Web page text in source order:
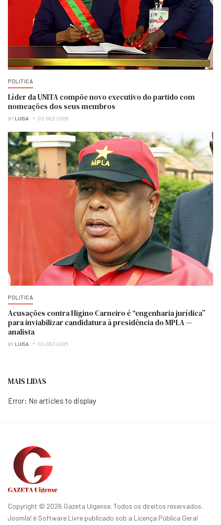
POLITICA
Líder da UNITA compõe novo executivo do partido com
nomeações dos seus membros
BY LUISA 03-DEZ-2025
POLITICA
Acusações contra Higino Carneiro é “engenharia jurídica”
para inviabilizar candidatura à presidência do MPLA —
analista
BY LUISA 03-DEZ-2025
MAIS LIDAS
Error: No articles to display
Copyright © 2026 Gazeta Uigense. Todos os direitos reservados.
Joomla! é Software Livre publicado sob a Licença Pública Geral